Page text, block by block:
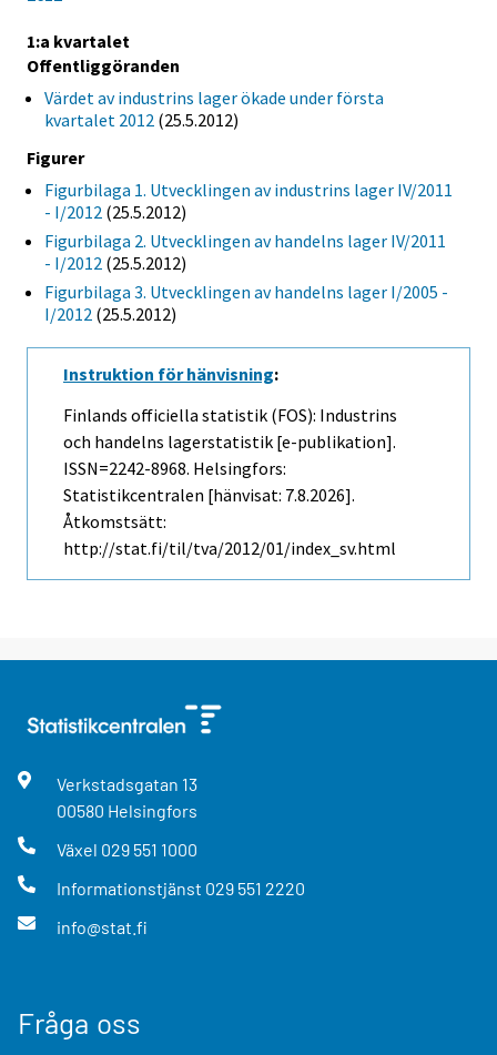
1:a kvartalet
Offentliggöranden
Värdet av industrins lager ökade under första
kvartalet 2012 (25.5.2012)
Figurer
Figurbilaga 1. Utvecklingen av industrins lager IV/2011
- I/2012 (25.5.2012)
Figurbilaga 2. Utvecklingen av handelns lager IV/2011
- I/2012 (25.5.2012)
Figurbilaga 3. Utvecklingen av handelns lager I/2005 -
I/2012 (25.5.2012)
Instruktion för hänvisning:
Finlands officiella statistik (FOS): Industrins
och handelns lagerstatistik [e-publikation].
ISSN=2242-8968. Helsingfors:
Statistikcentralen [hänvisat: 7.8.2026].
Åtkomstsätt:
http://stat.fi/til/tva/2012/01/index_sv.html
Verkstadsgatan 13
00580 Helsingfors
Växel 029 551 1000
Informationstjänst 029 551 2220
info@stat.fi
Fråga oss